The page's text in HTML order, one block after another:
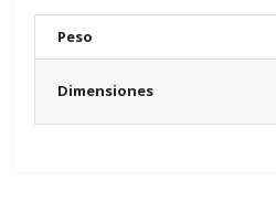
Peso
Dimensiones